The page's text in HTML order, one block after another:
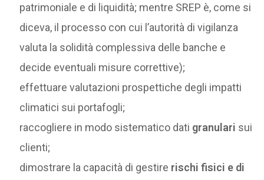
patrimoniale e di liquidità; mentre SREP è, come si
diceva, il processo con cui l’autorità di vigilanza
valuta la solidità complessiva delle banche e
decide eventuali misure correttive);
effettuare valutazioni prospettiche degli impatti
climatici sui portafogli;
raccogliere in modo sistematico dati granulari sui
clienti;
dimostrare la capacità di gestire rischi fisici e di